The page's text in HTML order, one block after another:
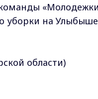
на
области)